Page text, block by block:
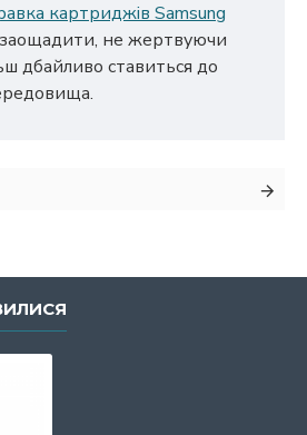
картриджів Samsung
заощадити, не жертвуючи
дбайливо ставиться до